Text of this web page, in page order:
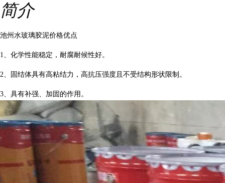
简介
池州水玻璃胶泥价格优点
1、化学性能稳定，耐腐耐候性好。
2、固结体具有高粘结力，高抗压强度且不受结构形状限制。
3、具有补强、加固的作用。